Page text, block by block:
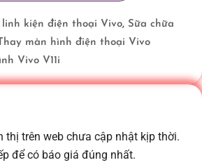
linh kiện điện thoại Vivo, Sữa chữa
Thay màn hình điện thoại Vivo
Vivo V11i
thị trên web chưa cập nhật kịp thời.
để có báo giá đúng nhất.